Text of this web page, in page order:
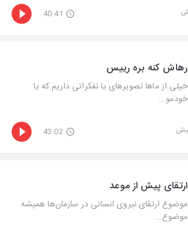
40:41
رهاش کنه بره رییس
خیلی از ماها تصویرهای یا تفکراتی داریم که یا
خودمو...
43:02
ارتقای پیش از موعد
موضوع ارتقای نیروی انسانی در سازمان‌ها همیشه
موضوع...